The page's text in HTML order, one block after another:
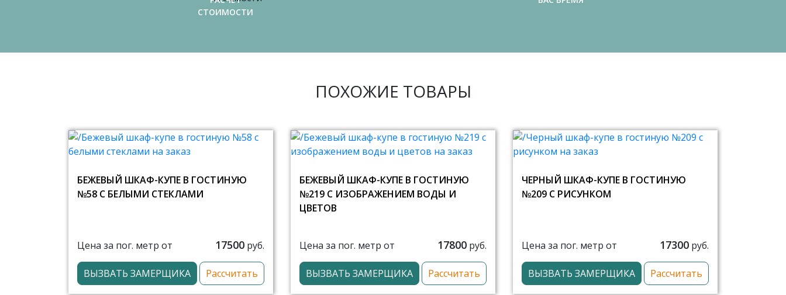
СТОИМОСТИ
ПОХОЖИЕ ТОВАРЫ
БЕЖЕВЫЙ ШКАФ-КУПЕ В ГОСТИНУЮ
№58 С БЕЛЫМИ СТЕКЛАМИ
Цена за пог. метр от 17500 руб.
ВЫЗВАТЬ ЗАМЕРЩИКА Рассчитать
БЕЖЕВЫЙ ШКАФ-КУПЕ В ГОСТИНУЮ
№219 С ИЗОБРАЖЕНИЕМ ВОДЫ И
ЦВЕТОВ
Цена за пог. метр от 17800 руб.
ВЫЗВАТЬ ЗАМЕРЩИКА Рассчитать
ЧЕРНЫЙ ШКАФ-КУПЕ В ГОСТИНУЮ
№209 С РИСУНКОМ
Цена за пог. метр от 17300 руб.
ВЫЗВАТЬ ЗАМЕРЩИКА Рассчитать